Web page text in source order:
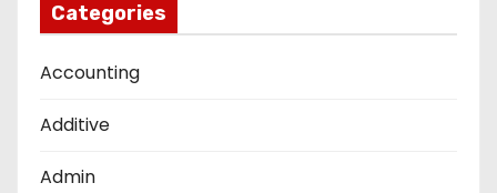
Categories
Accounting
Additive
Admin